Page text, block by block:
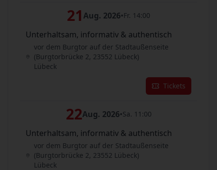
21 Aug. 2026•Fr. 14:00
Unterhaltsam, informativ & authentisch
vor dem Burgtor auf der Stadtaußenseite
(Burgtorbrücke 2, 23552 Lübeck)
Lübeck
Tickets
22Aug. 2026•Sa. 11:00
Unterhaltsam, informativ & authentisch
vor dem Burgtor auf der Stadtaußenseite
(Burgtorbrücke 2, 23552 Lübeck)
Lübeck